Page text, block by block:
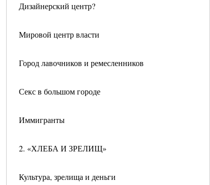
Дизайнерский центр?
Мировой центр власти
Город лавочников и ремесленников
Секс в большом городе
Иммигранты
2. «ХЛЕБА И ЗРЕЛИЩ»
Культура, зрелища и деньги